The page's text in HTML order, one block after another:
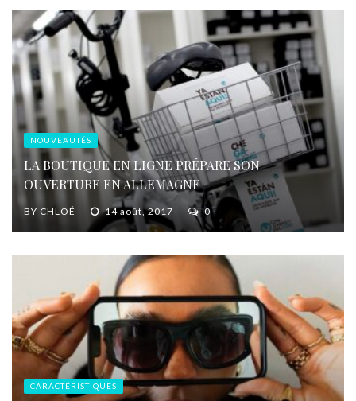
NOUVEAUTÉS
LA BOUTIQUE EN LIGNE PRÉPARE SON
OUVERTURE EN ALLEMAGNE
BY CHLOÉ 14 août, 2017 0
CARACTÉRISTIQUES